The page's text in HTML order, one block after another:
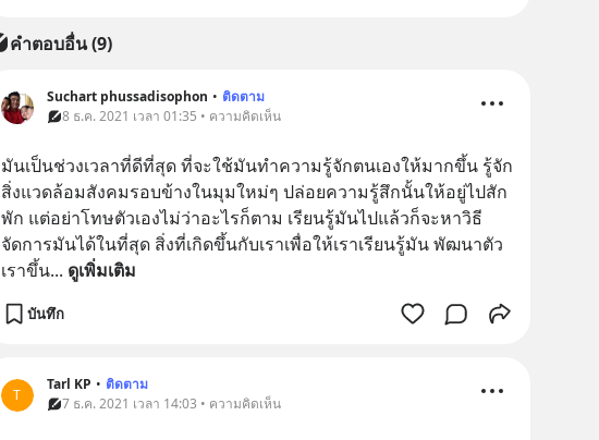
คำตอบอื่น(9)
Suchart phussadisophon • ติดตาม
8 ธ.ค. 2021 เวลา 01:35 • ความคิดเห็น
มันเป็นช่วงเวลาที่ดีที่สุด ที่จะใช้มันทำความรู้จักตนเองให้มากขึ้น รู้จัก
สิ่งแวดล้อมสังคมรอบข้างในมุมใหม่ๆ ปล่อยความรู้สึกนั้นให้อยู่ไปสัก
พัก แต่อย่าโทษตัวเองไม่ว่าอะไรก็ตาม เรียนรู้มันไปแล้วก็จะหาวิธี
จัดการมันได้ในที่สุด สิ่งที่เกิดขึ้นกับเราเพื่อให้เราเรียนรู้มัน พัฒนาตัว
เราขึ้น... ดูเพิ่มเติม
บันทึก
T
Tarl KP • ติดตาม
7 ธ.ค. 2021 เวลา 14:03 • ความคิดเห็น